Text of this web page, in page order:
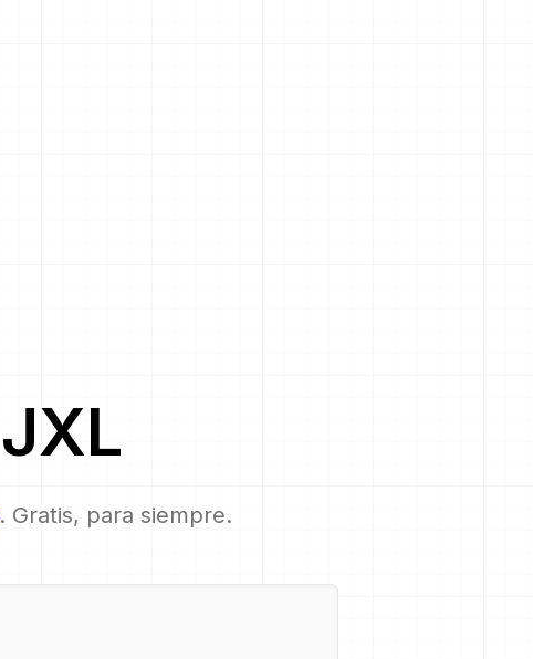
JXL
. Gratis, para siempre.